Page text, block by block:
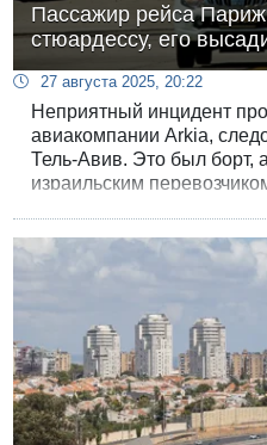
Пассажир рейса
стюардессу, его
27 августа 2025, 20:22
Неприятный инцидент
авиакомпании Arkia,
Тель-Авив. Это был борт,
израильским
полета.